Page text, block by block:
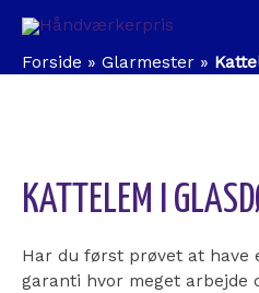
indholdet
Forside » Glarmester »
KATTELEM I
Har du først prøvet at have
garanti hvor meget arbejde